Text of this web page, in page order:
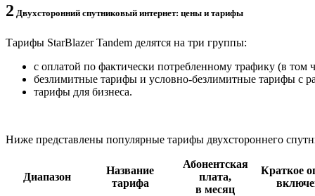
2 Двухсторонний спутниковый интернет: цены и тарифы
Тарифы StarBlazer Tandem делятся на три группы:
с оплатой по фактически потребленному трафику (в том
безлимитные тарифы и условно-безлимитные тарифы с
тарифы для бизнеса.
Ниже представлены популярные тарифы двухстороннего
Диапазон
Название
тарифа
Абонентская
плата,
в месяц
Краткое